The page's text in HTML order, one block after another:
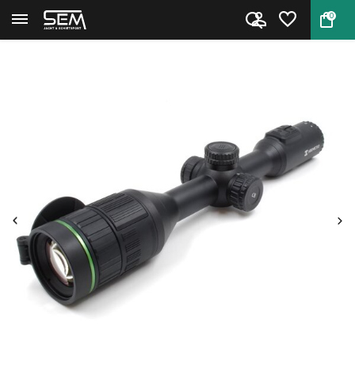
0
Terug Home Hikmicro Alpex 4K nachtzicht k...